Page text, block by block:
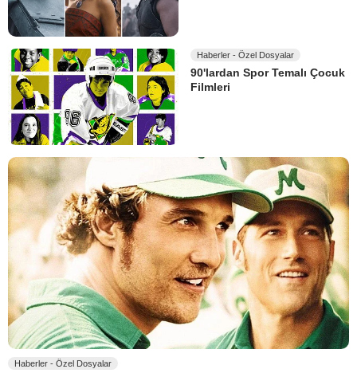
Haberler - Özel Dosyalar
90'lardan Spor Temalı Çocuk
Filmleri
Haberler - Özel Dosyalar